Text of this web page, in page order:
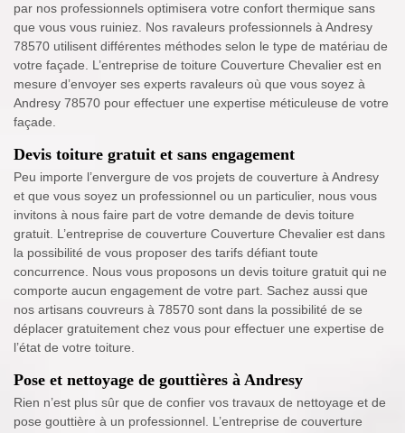
par nos professionnels optimisera votre confort thermique sans
que vous vous ruiniez. Nos ravaleurs professionnels à Andresy
78570 utilisent différentes méthodes selon le type de matériau de
votre façade. L’entreprise de toiture Couverture Chevalier est en
mesure d’envoyer ses experts ravaleurs où que vous soyez à
Andresy 78570 pour effectuer une expertise méticuleuse de votre
façade.
Devis toiture gratuit et sans engagement
Peu importe l’envergure de vos projets de couverture à Andresy
et que vous soyez un professionnel ou un particulier, nous vous
invitons à nous faire part de votre demande de devis toiture
gratuit. L’entreprise de couverture Couverture Chevalier est dans
la possibilité de vous proposer des tarifs défiant toute
concurrence. Nous vous proposons un devis toiture gratuit qui ne
comporte aucun engagement de votre part. Sachez aussi que
nos artisans couvreurs à 78570 sont dans la possibilité de se
déplacer gratuitement chez vous pour effectuer une expertise de
l’état de votre toiture.
Pose et nettoyage de gouttières à Andresy
Rien n’est plus sûr que de confier vos travaux de nettoyage et de
pose gouttière à un professionnel. L’entreprise de couverture